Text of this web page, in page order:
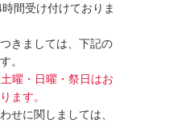
間受け付けておりま
きましては、下記の
。
曜・日曜・祭日はお
ます。
せに関しましては、